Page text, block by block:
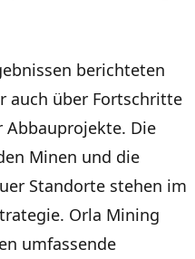
berichteten
auch über Fortschritte
Abbauprojekte. Die
Minen und die
Standorte stehen im
Orla Mining
umfassende